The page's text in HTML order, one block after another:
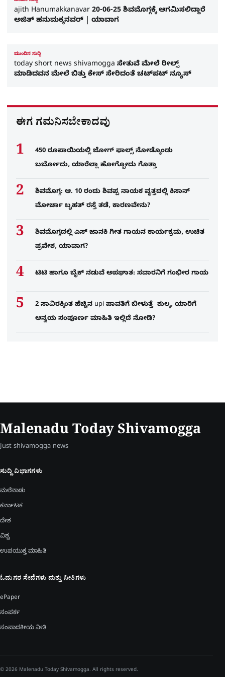
ajith Hanumakkanavar 20-06-25 ಶಿವಮೊಗ್ಗಕ್ಕೆ ಆಗಮಿಸಲಿದ್ದಾರೆ
ಅಜಿತ್​ ಹನುಮಕ್ಕನವರ್​ | ಯಾವಾಗ
ಮುಂದಿನ ಸುದ್ದಿ
today short news shivamogga ಸೇತುವೆ ಮೇಲೆ ರೀಲ್ಸ್​
ಮಾಡಿದವನ ಮೇಲೆ ಬಿತ್ತು ಕೇಸ್ ಸೇರಿದಂತೆ ಚಟ್​ಪಟ್​ ನ್ಯೂಸ್​​
ಈಗ ಗಮನಿಸಬೇಕಾದವು
450 ರೂಪಾಯಿಯಲ್ಲಿ ಜೋಗ್​ ಫಾಲ್ಸ್​ ನೋಡ್ಕೊಂಡು
ಬರ್ಬೋದು, ಯಾರೆಲ್ಲಾ ಹೋಗ್ಬೋದು ಗೊತ್ತಾ
ಶಿವಮೊಗ್ಗ: ಆ. 10 ರಂದು ಶಿವಪ್ಪ ನಾಯಕ ವೃತ್ತದಲ್ಲಿ ಕಿಸಾನ್
ಮೋರ್ಚಾ ಬೃಹತ್ ರಸ್ತೆ ತಡೆ, ಕಾರಣವೇನು?
ಶಿವಮೊಗ್ಗದಲ್ಲಿ ಎಸ್​ ಜಾನಕಿ ಗೀತ ಗಾಯನ ಕಾರ್ಯಕ್ರಮ, ಉಚಿತ
ಪ್ರವೇಶ, ಯಾವಾಗ?
ಟಿಟಿ ಹಾಗೂ ಬೈಕ್ ನಡುವೆ ಅಪಘಾತ: ಸವಾರನಿಗೆ ಗಂಭೀರ ಗಾಯ
2 ಸಾವಿರಕ್ಕಿಂತ ಹೆಚ್ಚಿನ upi ಪಾವತಿಗೆ ಬೀಳುತ್ತೆ ಶುಲ್ಕ, ಯಾರಿಗೆ
ಅನ್ವಯ ಸಂಪೂರ್ಣ ಮಾಹಿತಿ ಇಲ್ಲಿದೆ ನೋಡಿ?
Malenadu Today Shivamogga
Just shivamogga news
ಸುದ್ದಿ ವಿಭಾಗಗಳು
ಮಲೆನಾಡು
ಕರ್ನಾಟಕ
ದೇಶ
ವಿಶ್ವ
ಉಪಯುಕ್ತ ಮಾಹಿತಿ
ಓದುಗರ ಸೇವೆಗಳು ಮತ್ತು ನೀತಿಗಳು
ePaper
ಸಂಪರ್ಕ
ಸಂಪಾದಕೀಯ ನೀತಿ
© 2026 Malenadu Today Shivamogga. All rights reserved.